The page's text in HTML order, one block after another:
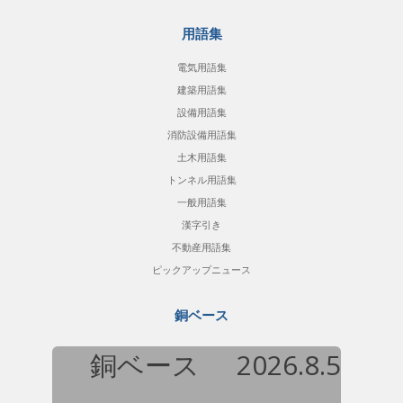
用語集
電気用語集
建築用語集
設備用語集
消防設備用語集
土木用語集
トンネル用語集
一般用語集
漢字引き
不動産用語集
ピックアップニュース
銅ベース
銅ベース 2026.8.5